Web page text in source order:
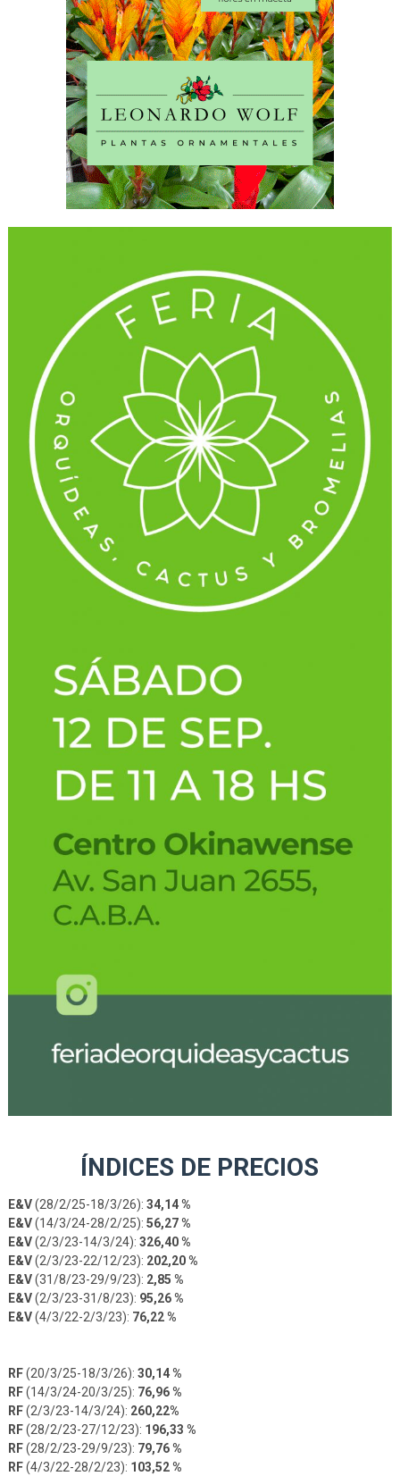
ÍNDICES DE PRECIOS
E&V(28/2/25-18/3/26): 34,14 %
E&V(14/3/24-28/2/25): 56,27 %
E&V(2/3/23-14/3/24): 326,40 %
E&V(2/3/23-22/12/23): 202,20 %
E&V(31/8/23-29/9/23): 2,85 %
E&V(2/3/23-31/8/23): 95,26 %
E&V(4/3/22-2/3/23): 76,22 %
RF(20/3/25-18/3/26): 30,14 %
RF(14/3/24-20/3/25): 76,96 %
RF(2/3/23-14/3/24): 260,22%
RF(28/2/23-27/12/23): 196,33 %
RF(28/2/23-29/9/23): 79,76 %
RF(4/3/22-28/2/23): 103,52 %